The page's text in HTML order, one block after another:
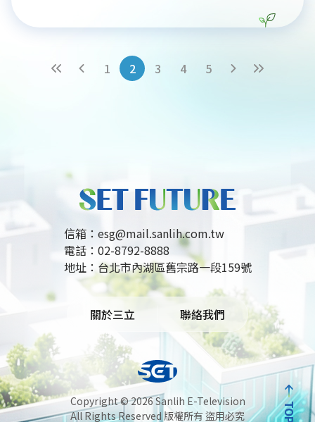
作培育次世代影視人才。學生在計畫中不僅能學習AI
優先錄取機會。此計畫展現三立深耕AI影視教育、接
軌產業實務，為台灣媒體產業注入數位新動能。
1 2 3 4 5
信箱： esg@mail.sanlih.com.tw
電話： 02-8792-8888
地址： 台北市內湖區舊宗路一段159號
關於三立 聯絡我們
Copyright ©2026 Sanlih E-Television
All Rights Reserved 版權所有 盜用必究
TOP